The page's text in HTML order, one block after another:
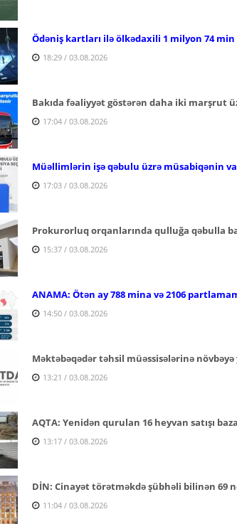
Ödəniş kartları ilə ölkədaxili 1 milyon 74 min
18:29 / 03.08.2026
Bakıda fəaliyyət göstərən daha iki marşrut
17:04 / 03.08.2026
Müəllimlərin işə qəbulu üzrə müsabiqənin
17:03 / 03.08.2026
Prokurorluq orqanlarında qulluğa qəbulla
15:37 / 03.08.2026
ANAMA: Ötən ay 788 mina və 2106
14:50 / 03.08.2026
Məktəbəqədər təhsil müəssisələrinə
13:21 / 03.08.2026
AQTA: Yenidən qurulan 16 heyvan satışı
13:17 / 03.08.2026
DİN: Cinayət törətməkdə şübhəli bilinən 69
11:04 / 03.08.2026